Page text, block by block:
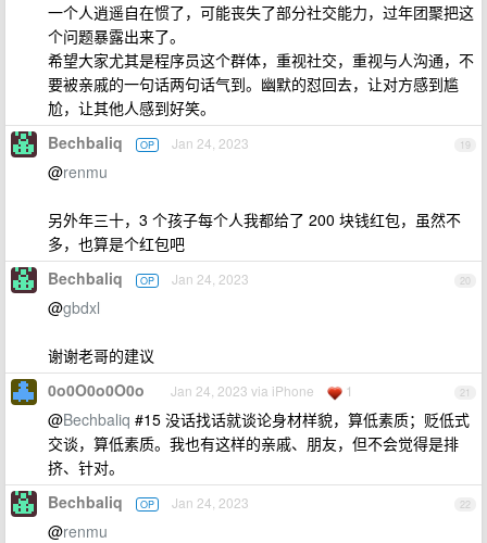
一个人逍遥自在惯了，可能丧失了部分社交能力，过年团聚把这
个问题暴露出来了。
希望大家尤其是程序员这个群体，重视社交，重视与人沟通，不
要被亲戚的一句话两句话气到。幽默的怼回去，让对方感到尴
尬，让其他人感到好笑。
19
Bechbaliq OP Jan 24, 2023
@renmu
另外年三十，3 个孩子每个人我都给了 200 块钱红包，虽然不
多，也算是个红包吧
20
Bechbaliq OP Jan 24, 2023
@gbdxl
谢谢老哥的建议
21
0o0O0o0O0o Jan 24, 2023 via iPhone 1
@Bechbaliq #15 没话找话就谈论身材样貌，算低素质；贬低式
交谈，算低素质。我也有这样的亲戚、朋友，但不会觉得是排
挤、针对。
22
Bechbaliq OP Jan 24, 2023
@renmu